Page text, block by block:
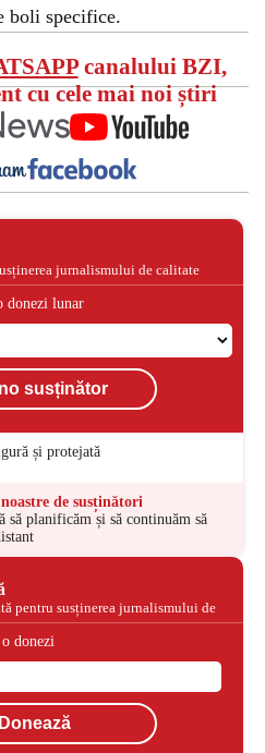
boli specifice.
canalului BZI,
cu cele mai noi știri
jurnalismului de calitate
donezi lunar
susținător
și protejată
de susținători
să planificăm și să continuăm să
pentru susținerea jurnalismului de
donezi
Donează